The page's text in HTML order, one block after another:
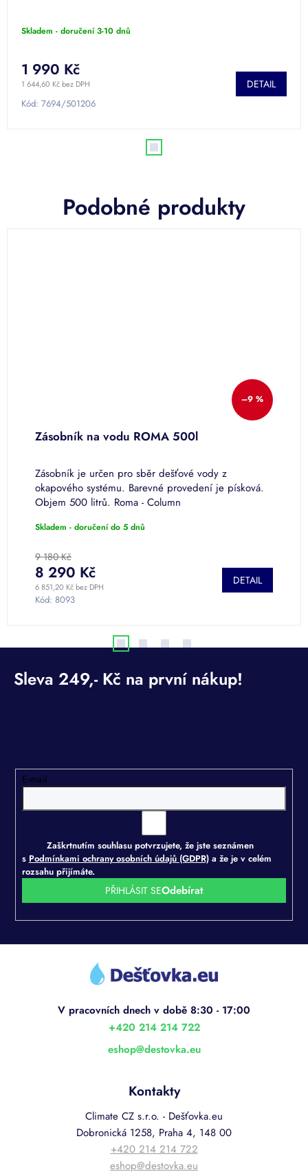
Skladem - doručení 3-10 dnů
1 644,60 Kč bez DPH
1 990 Kč
DETAIL
Kód: 7694/501206
Podobné produkty
–9 %
Zásobník na vodu ROMA 500l
Zásobník je určen pro sběr dešťové vody z
okapového systému. Barevné provedení je písková.
Objem 500 litrů. Roma - Column
Skladem - doručení do 5 dnů
9 180 Kč
6 851,20 Kč bez DPH
8 290 Kč DETAIL
Kód: 8093
E-mail
Zaškrtnutím souhlasu potvrzujete, že jste seznámen
s Podmínkami ochrany osobních údajů (GDPR)a že je v celém
rozsahu přijímáte.
PŘIHLÁSIT SE
Z
eshop@destovka.eu
+420 214 214 722
Kontakty
Climate CZ s.r.o. - Dešťovka.eu
Dobronická 1258, Praha 4, 148 00
+420 214 214 722
eshop@destovka.eu